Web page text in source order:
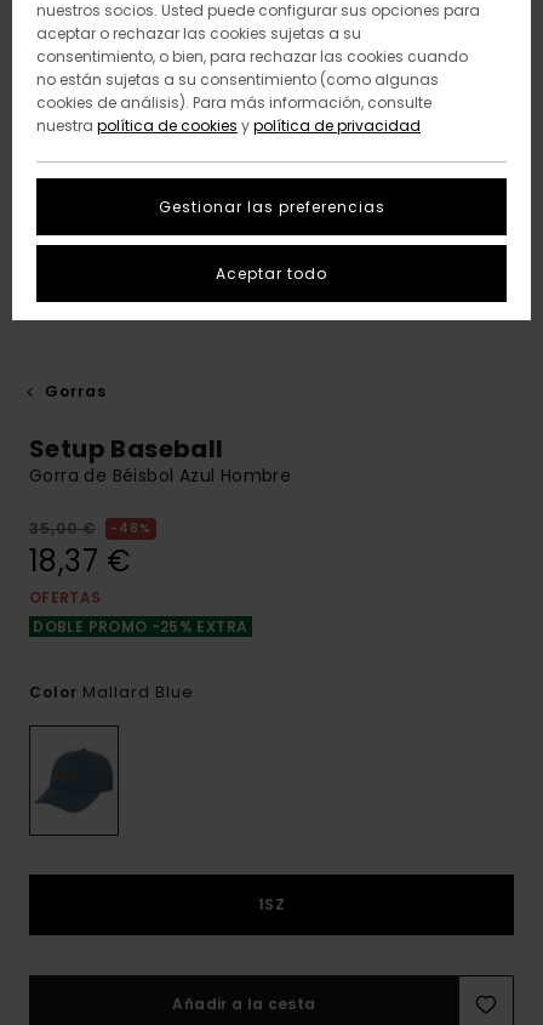
Gorras
Setup Baseball
Gorra de Béisbol Azul Hombre
35,00 € 48%
18,37 €
OFERTAS
DOBLE PROMO -25% EXTRA
Color Mallard Blue
1SZ
Añadir a la cesta
nuestros socios. Usted puede configurar sus opciones para
aceptar o rechazar las cookies sujetas a su
consentimiento, o bien, para rechazar las cookies cuando
no están sujetas a su consentimiento (como algunas
cookies de análisis). Para más información, consulte
nuestra política de cookies ypolítica de privacidad
Gestionar las preferencias
Aceptar todo